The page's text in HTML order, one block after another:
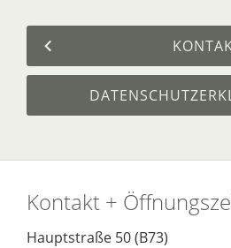
Kontakt +
Hauptstraße 50 (B73)